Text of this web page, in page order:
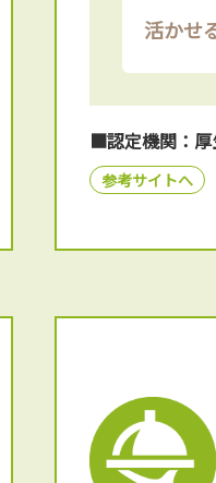
活かせ
■認定機関：厚
参考サイトへ